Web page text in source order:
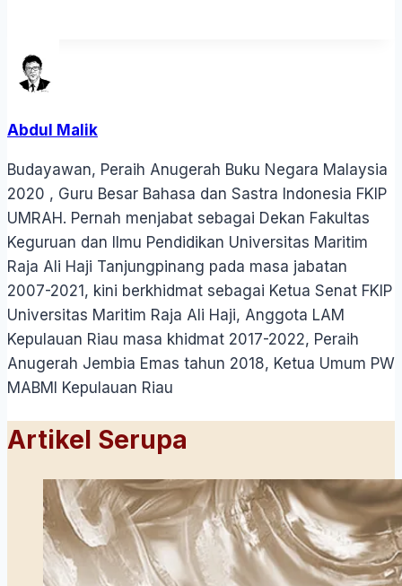
Abdul Malik
Budayawan, Peraih Anugerah Buku Negara Malaysia
2020 , Guru Besar Bahasa dan Sastra Indonesia FKIP
UMRAH. Pernah menjabat sebagai Dekan Fakultas
Keguruan dan Ilmu Pendidikan Universitas Maritim
Raja Ali Haji Tanjungpinang pada masa jabatan
2007-2021, kini berkhidmat sebagai Ketua Senat FKIP
Universitas Maritim Raja Ali Haji, Anggota LAM
Kepulauan Riau masa khidmat 2017-2022, Peraih
Anugerah Jembia Emas tahun 2018, Ketua Umum PW
MABMI Kepulauan Riau
Artikel Serupa